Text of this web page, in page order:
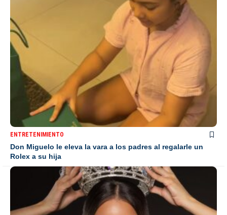
ENTRETENIMIENTO
Don Miguelo le eleva la vara a los padres al regalarle un
Rolex a su hija